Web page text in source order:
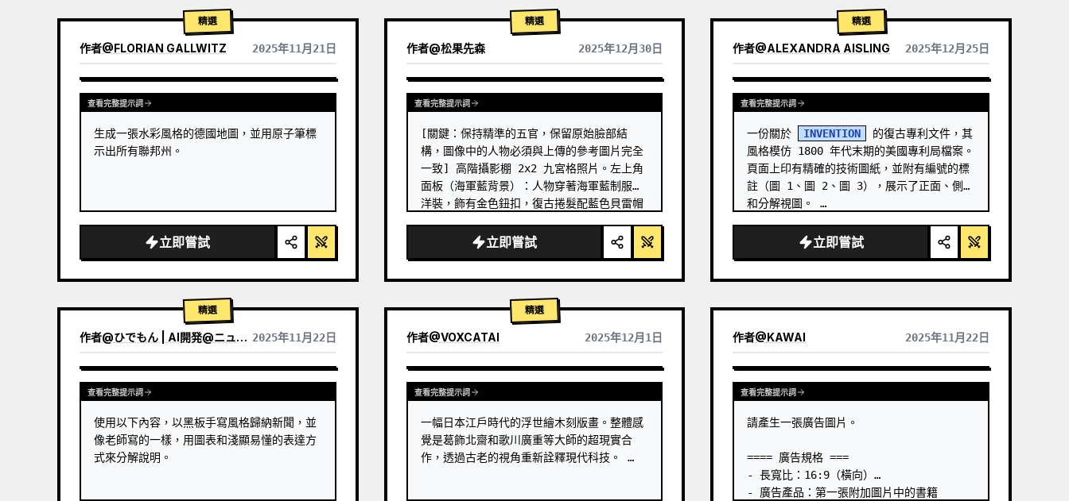
2) 色彩調色板（源自主色調）：
→ 產品 + 點綴：完全飽和的主色調
→ 圖示、邊框：柔和的主色調（30-40% 飽和
→ 主打產品：真實攝影（真實、優質），3D
→ 卡片：Apple 液態玻璃（85-…
精選
作者@FLORIAN GALLWITZ 2025年11月21日
查看完整提示詞
生成一張水彩風格的德國地圖，並用原子筆標
示出所有聯邦州。
立即嘗試
精選
作者@松果先森 2025年12月30日
查看完整提示詞
[關鍵：保持精準的五官，保留原始臉部結
構，圖像中的人物必須與上傳的參考圖片完全
一致] 高階攝影棚 2x2 九宮格照片。左上角
面板（海軍藍背景）：人物穿著海軍藍制服式
洋裝，飾有金色鈕扣，復古捲髮配藍色貝雷帽
上角拼圖，上面有數字「20」），將其移向畫
面中央。她的目光專注於中央拼圖區域，表情
景）：同一位女士穿著粉色蕾絲洋裝，戴著珍
珠項鍊，公主髮型配粉色玫瑰髮夾和水晶耳
環。她雙手捧著右上角拼圖（上面有數字「…
立即嘗試
精選
作者@ALEXANDRA AISLING 2025年12月25日
查看其他模型的結果
查看完整提示詞
一份關於 INVENTION
的復古專利文件，其
風格模仿 1800 年代末期的美國專利局檔案。
頁面上印有精確的技術圖紙，並附有編號的標
註（圖 1、圖 2、圖 3），展示了正面、側面
和分解視圖。 …
立即嘗試
精選
作者@ひでもん | AI開発@ニュース発信 2025年11月22日
查看其他模型的結果
查看完整提示詞
使用以下內容，以黑板手寫風格歸納新聞，並
像老師寫的一樣，用圖表和淺顯易懂的表達方
式來分解說明。
精選
作者@VOXCATAI 2025年12月1日
查看完整提示詞
一幅日本江戶時代的浮世繪木刻版畫。整體感
覺是葛飾北齋和歌川廣重等大師的超現實合
作，透過古老的視角重新詮釋現代科技。 …
作者@KAWAI 2025年11月22日
查看完整提示詞
請產生一張廣告圖片。
==== 廣告規格 ===
- 長寬比：16:9（橫向）
- 廣告產品：第一張附加圖片中的書籍